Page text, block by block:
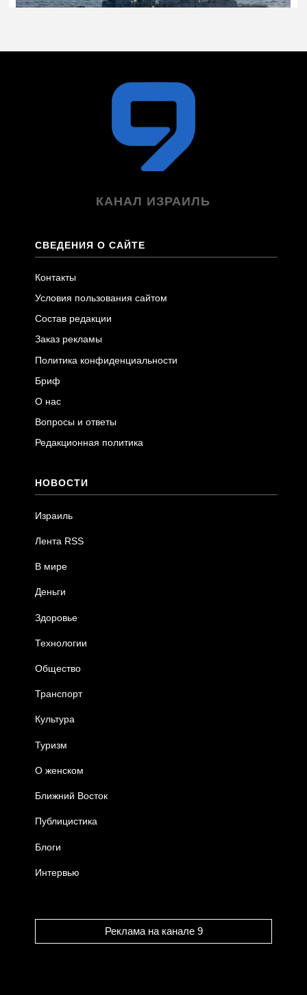
КАНАЛ ИЗРАИЛЬ
СВЕДЕНИЯ О САЙТЕ
Контакты
Условия пользования сайтом
Состав редакции
Заказ рекламы
Политика конфиденциальности
Бриф
О нас
Вопросы и ответы
Редакционная политика
НОВОСТИ
Израиль
Лента RSS
В мире
Деньги
Здоровье
Технологии
Общество
Транспорт
Культура
Туризм
О женском
Ближний Восток
Публицистика
Блоги
Интервью
Реклама на канале 9